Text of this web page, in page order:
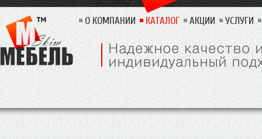
О КОМПАНИИ КАТАЛОГ АКЦИИ УСЛУГИ